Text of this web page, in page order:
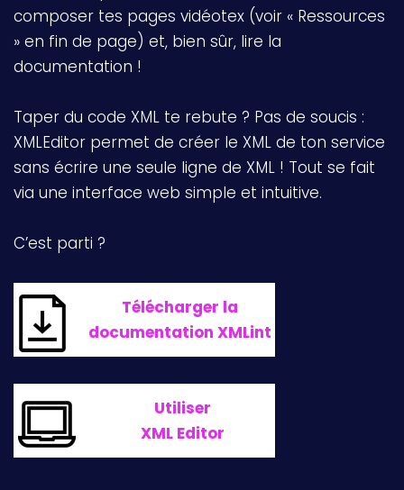
composer tes pages vidéotex (voir « Ressources
» en fin de page) et, bien sûr, lire la
documentation !
Taper du code XML te rebute ? Pas de soucis :
XMLEditor permet de créer le XML de ton service
sans écrire une seule ligne de XML ! Tout se fait
via une interface web simple et intuitive.
C’est parti ?
Télécharger la
documentation XMLint
Utiliser
XML Editor